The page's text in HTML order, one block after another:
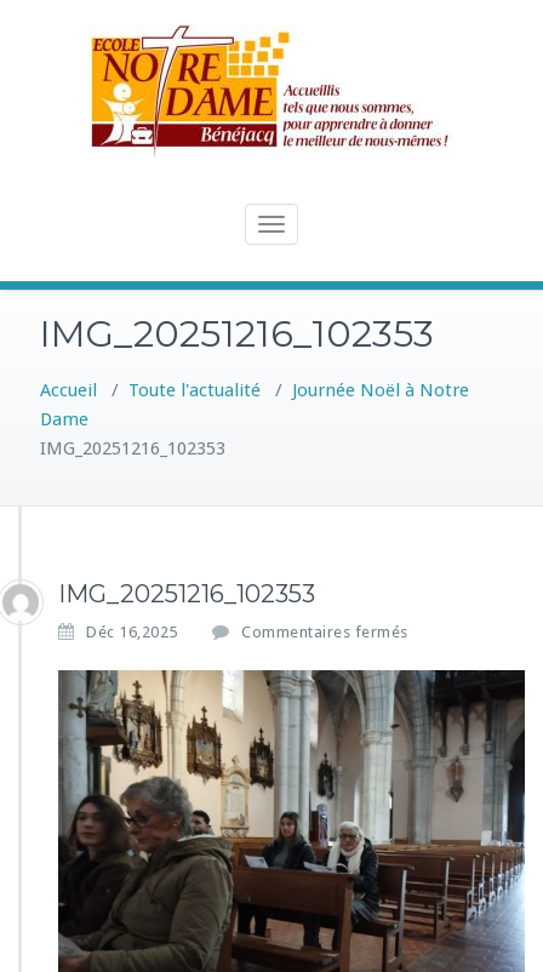
Toggle
IMG_20251216_102353
Accueil / Toute l'actualité / Journée Noël à Notre
Dame
IMG_20251216_102353
IMG_20251216_102353
Déc 16,2025 Commentaires fermés
r
I
M
G
_
2
5
1
2
1